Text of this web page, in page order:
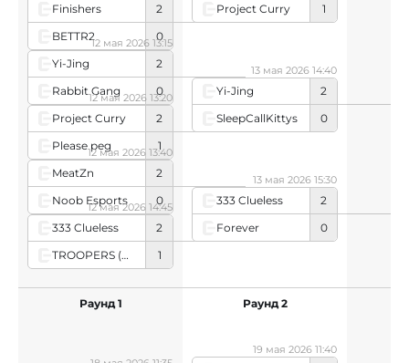
Finishers
2
BETTR2
0
Yi-Jing
2
Rabbit Gang
0
12 мая 2026 13:15
Project Curry
2
Please peg
1
12 мая 2026 13:20
MeatZn
2
Noob Esports
0
12 мая 2026 13:40
333 Clueless
2
TROOPERS (Oceanian team)
1
12 мая 2026 14:45
Project Curry
1
Yi-Jing
2
SleepCallKittys
0
13 мая 2026 14:40
333 Clueless
2
Forever
0
13 мая 2026 15:30
Раунд 1
19 мая 2026 11:40
Раунд 2